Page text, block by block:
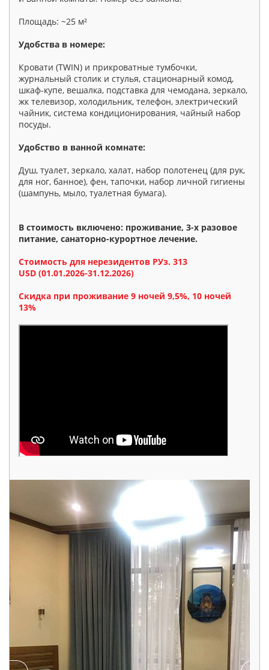
Площадь: ~25 м²
Удобства в номере:
Кровати (TWIN) и прикроватные тумбочки,
журнальный столик и стулья, стационарный комод,
шкаф-купе, вешалка, подставка для чемодана, зеркало,
жк телевизор, холодильник, телефон, электрический
чайник, система кондиционирования, чайный набор
посуды.
Удобство в ванной комнате:
Душ, туалет, зеркало, халат, набор полотенец (для рук,
для ног, банное), фен, тапочки, набор личной гигиены
(шампунь, мыло, туалетная бумага).
В стоимость включено: проживание, 3-х разовое
питание, санаторно-курортное лечение.
Стоимость для нерезидентов РУз. 313
USD (01.01.2026-31.12.2026)
Скидка при проживание 9 ночей 9,5%, 10 ночей
13%